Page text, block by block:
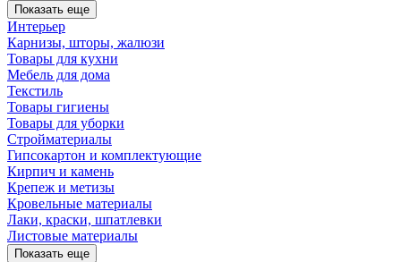
Показать еще
Интерьер
Карнизы, шторы, жалюзи
Товары для кухни
Мебель для дома
Текстиль
Товары гигиены
Товары для уборки
Стройматериалы
Гипсокартон и комплектующие
Кирпич и камень
Крепеж и метизы
Кровельные материалы
Лаки, краски, шпатлевки
Листовые материалы
Показать еще